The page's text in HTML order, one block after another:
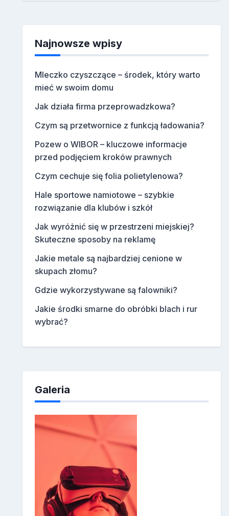
Najnowsze wpisy
Mleczko czyszczące – środek, który warto
mieć w swoim domu
Jak działa firma przeprowadzkowa?
Czym są przetwornice z funkcją ładowania?
Pozew o WIBOR – kluczowe informacje
przed podjęciem kroków prawnych
Czym cechuje się folia polietylenowa?
Hale sportowe namiotowe – szybkie
rozwiązanie dla klubów i szkół
Jak wyróżnić się w przestrzeni miejskiej?
Skuteczne sposoby na reklamę
Jakie metale są najbardziej cenione w
skupach złomu?
Gdzie wykorzystywane są falowniki?
Jakie środki smarne do obróbki blach i rur
wybrać?
Galeria